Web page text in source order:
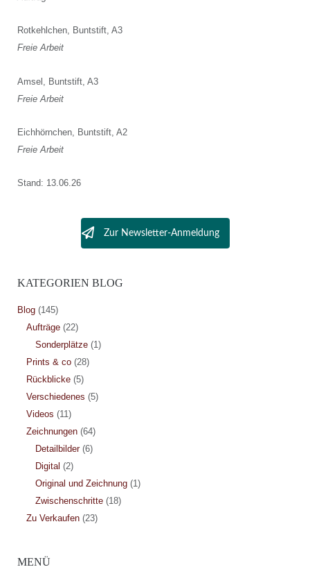
Rotkehlchen, Buntstift, A3
Freie Arbeit
Amsel, Buntstift, A3
Freie Arbeit
Eichhörnchen, Buntstift, A2
Freie Arbeit
Stand: 13.06.26
Zur Newsletter-Anmeldung
KATEGORIEN BLOG
Blog(145)
Aufträge(22)
Sonderplätze(1)
Prints & co(28)
Rückblicke(5)
Verschiedenes (5)
Videos (11)
Zeichnungen(64)
Detailbilder(6)
Digital (2)
Original und Zeichnung(1)
Zwischenschritte(18)
Zu Verkaufen(23)
MENÜ